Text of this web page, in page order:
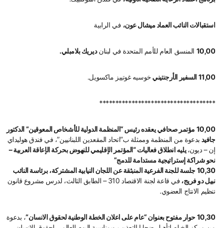
استقبالات النائب العماد ميشال عون، في الرابية
10,00 المنسق العام للأمم المتحدة في لبنانديريك بلامبلي.
11,00 السفير الأرجنتيني خوسيه غوتييز ماكسويل.
************************************
10,00 مؤتمر صحافي يعقده رئيس “المنظمة الدولية للأشخاص المعوقين” الدكتور
جافيد بدعوة من المنظمة وممثلة ب”اتحاد المقعدين اللبنانيين”، في فندق هوليداي
إن – ديون،يليه انطلاق فعاليات “المؤتمر الإقليمي للنهوض بحركة الإعاقة العربية –
نحو شراكة إستراتيجية مستدامة للدمج”
10,30 جلسة للجنة الفرعية المنبثقة عن اللجان النيابية المشتركة، برئاسة النائب
نبيل دو فريج،
في قاعة لجنة الاقتصاد 310 – الطابق الثالث، لدرس مشروع قانون
تنظيم الانتاج العضوي.
10,30 حوار مفتوح بعنوان “عام على اعلان الخطة الوطنية لحقوق الانسان”
، بدعوة